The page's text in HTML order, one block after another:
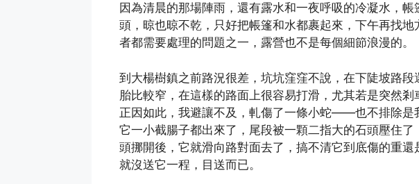
因為清晨的那場陣雨，還有露水和一夜呼吸的冷凝水，
頭，晾也晾不乾，只好把帳篷和水都裹起來，下午再找
者都需要處理的問題之一，露營也不是每個細節浪漫的。
到大楊樹鎮之前路況很差，坑坑窪窪不說，在下陡坡路
胎比較窄，在這樣的路面上很容易打滑，尤其若是突然剎
正因如此，我避讓不及，軋傷了一條小蛇——也不排除
它一小截腸子都出來了，尾段被一顆二指大的石頭壓住
頭挪開後，它就滑向路對面去了，搞不清它到底傷的重還
就沒送它一程，目送而已。